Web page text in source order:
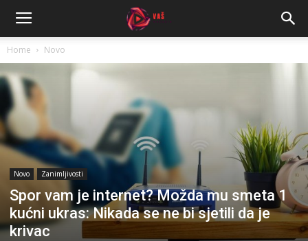
Home Novo
Novo Zanimljivosti
Spor vam je internet? Možda mu smeta 1
kućni ukras: Nikada se ne bi sjetili da je
krivac